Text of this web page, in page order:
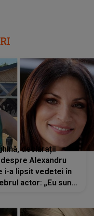
declarații
Alexandru
i-a lipsit vedetei în
actor: „Eu sunt